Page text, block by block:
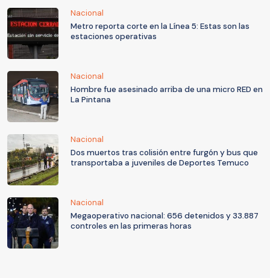
Nacional
Metro reporta corte en la Línea 5: Estas son las
estaciones operativas
Nacional
Hombre fue asesinado arriba de una micro RED en
La Pintana
Nacional
Dos muertos tras colisión entre furgón y bus que
transportaba a juveniles de Deportes Temuco
Nacional
Megaoperativo nacional: 656 detenidos y 33.887
controles en las primeras horas